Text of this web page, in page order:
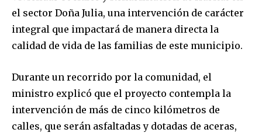
el sector Doña Julia, una intervención de carácter
integral que impactará de manera directa la
calidad de vida de las familias de este municipio.
Durante un recorrido por la comunidad, el
ministro explicó que el proyecto contempla la
intervención de más de cinco kilómetros de
calles, que serán asfaltadas y dotadas de aceras,